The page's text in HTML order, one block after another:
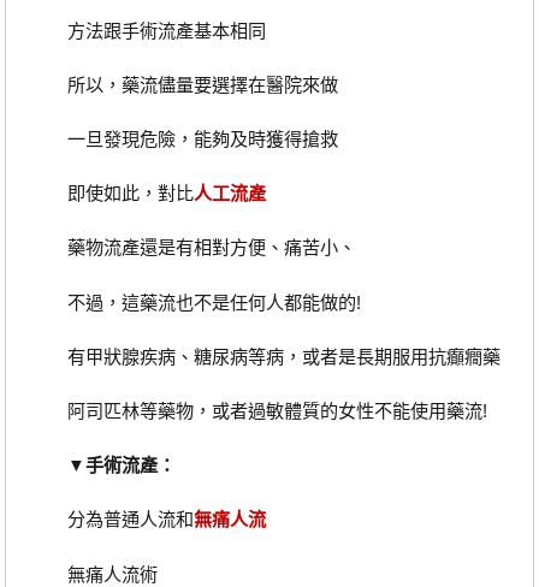
方法跟手術流產基本相同
所以，藥流儘量要選擇在醫院來做
一旦發現危險，能夠及時獲得搶救
即使如此，對比人工流產
藥物流產還是有相對方便、痛苦小、
不過，這藥流也不是任何人都能做的!
有甲狀腺疾病、糖尿病等病，或者是長期服用抗癲癇藥
阿司匹林等藥物，或者過敏體質的女性不能使用藥流!
▼手術流產：
分為普通人流和無痛人流
無痛人流術